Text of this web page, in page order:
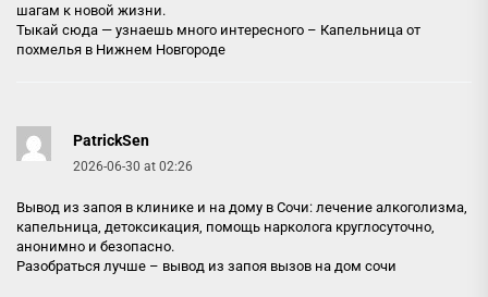
шагам к новой жизни.
Тыкай сюда — узнаешь много интересного – Капельница от
похмелья в Нижнем Новгороде
PatrickSen
2026-06-30 at 02:26
Вывод из запоя в клинике и на дому в Сочи: лечение алкоголизма,
капельница, детоксикация, помощь нарколога круглосуточно,
анонимно и безопасно.
Разобраться лучше – вывод из запоя вызов на дом сочи